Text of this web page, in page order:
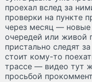
проехал вслед за
проверки на пункте
через месяц —
очередей или живой
пристально следят
стоит кому-то
трассе — видео тут
просьбой